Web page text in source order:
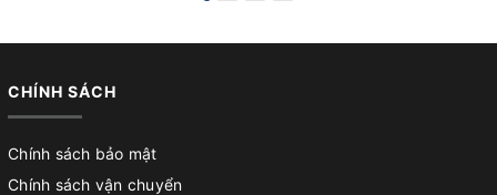
CHÍNH SÁCH
Chính sách bảo mật
Chính sách vận chuyển